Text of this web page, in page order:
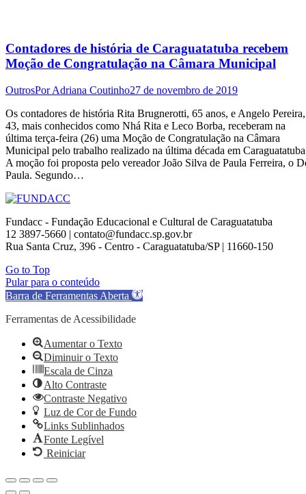
Contadores de história de Caraguatatuba recebem
Moção de Congratulação na Câmara Municipal
OutrosPorAdriana Coutinho27 de novembro de 2019
Os contadores de história Rita Brugnerotti, 65 anos, e Angelo Pereira,
43, mais conhecidos como Nhá Rita e Leco Borba, receberam na
última terça-feira (26) uma Moção de Congratulação na Câmara
Municipal pelo trabalho realizado na última década em
A moção foi proposta pelo vereador João Silva de Paula Ferreira, o
Paula. Segundo…
Fundacc - Fundação Educacional e Cultural de Caraguatatuba
12 3897-5660 | contato@fundacc.sp.gov.br
Rua Santa Cruz, 396 - Centro - Caraguatatuba/SP | 11660-150
Go to Top
Pular para o conteúdo
Barra de Ferramentas Aberta
Ferramentas de Acessibilidade
Aumentar o Texto
Diminuir o Texto
Escala de Cinza
Alto Contraste
Contraste Negativo
Luz de Cor de Fundo
Links Sublinhados
Fonte Legível
Reiniciar